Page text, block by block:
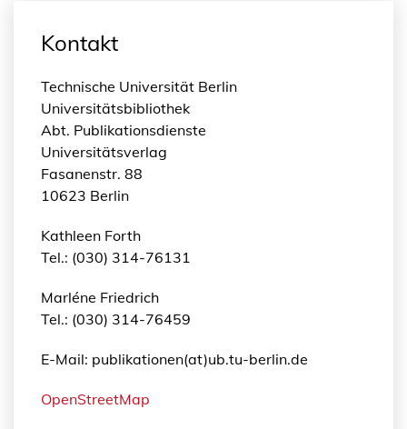
Kontakt
Technische Universität Berlin
Universitätsbibliothek
Abt. Publikationsdienste
Universitätsverlag
Fasanenstr. 88
10623 Berlin
Kathleen Forth
Tel.: (030) 314-76131
Marléne Friedrich
Tel.: (030) 314-76459
E-Mail: publikationen(at)ub.tu-berlin.de
OpenStreetMap